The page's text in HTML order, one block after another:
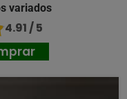
variados
4.91 / 5